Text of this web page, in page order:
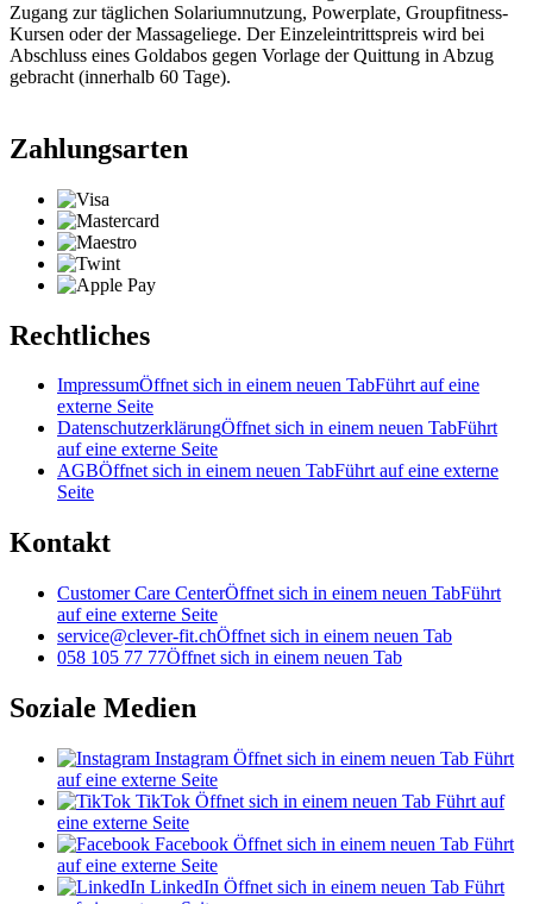
Zugang zur täglichen Solariumnutzung, Powerplate, Groupfitness-
Kursen oder der Massageliege. Der Einzeleintrittspreis wird bei
Abschluss eines Goldabos gegen Vorlage der Quittung in Abzug
gebracht (innerhalb 60 Tage).
Zahlungsarten
Rechtliches
ImpressumÖffnet sich in einem neuen TabFührt auf eine
externe Seite
DatenschutzerklärungÖffnet sich in einem neuen TabFührt
auf eine externe Seite
AGBÖffnet sich in einem neuen TabFührt auf eine externe
Seite
Kontakt
Customer Care CenterÖffnet sich in einem neuen TabFührt
auf eine externe Seite
service@clever-fit.chÖffnet sich in einem neuen Tab
058 105 77 77Öffnet sich in einem neuen Tab
Soziale Medien
Instagram Öffnet sich in einem neuen Tab Führt
auf eine externe Seite
TikTok Öffnet sich in einem neuen Tab Führt auf
eine externe Seite
Facebook Öffnet sich in einem neuen Tab Führt
auf eine externe Seite
LinkedIn Öffnet sich in einem neuen Tab Führt